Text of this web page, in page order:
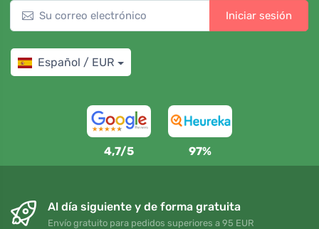
Iniciar sesión
Español / EUR
4,7/5 97%
Al día siguiente y de forma gratuita
Envío gratuito para pedidos superiores a 95 EUR